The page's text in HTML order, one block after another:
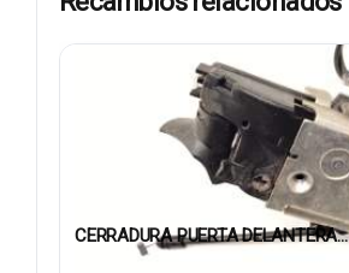
CERRADURA PUERTA DELANTERA...